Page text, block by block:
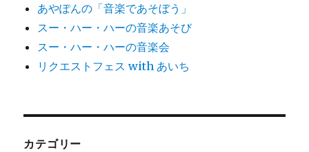
あやぽんの「音楽であそぼう」
スー・ハー・ハーの音楽あそび
スー・ハー・ハーの音楽会
リクエストフェス with あいち
カテゴリー